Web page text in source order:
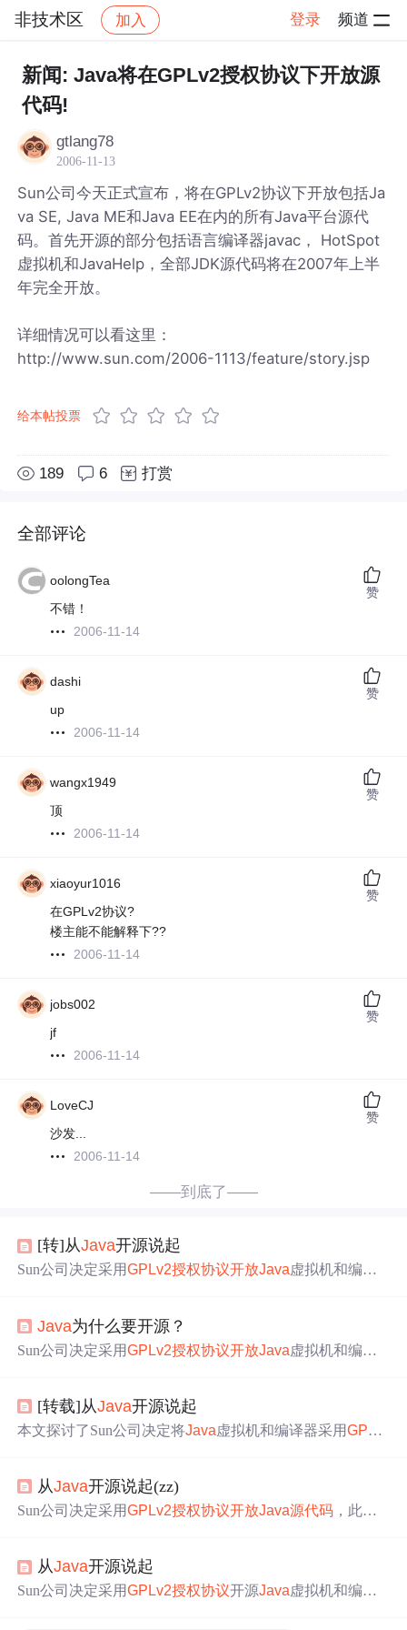
非技术区 加入 登录 频道
社区 非技术区 帖子详情
新闻: Java将在GPLv2授权协议下开放源
代码!
gtlang78
2006-11-13
Sun公司今天正式宣布，将在GPLv2协议下开放包括Ja
va SE, Java ME和Java EE在内的所有Java平台源代
码。首先开源的部分包括语言编译器javac， HotSpot
虚拟机和JavaHelp，全部JDK源代码将在2007年上半
年完全开放。
详细情况可以看这里：
http://www.sun.com/2006-1113/feature/story.jsp
给本帖投票
189 6 打赏
全部评论
oolongTea
不错！
2006-11-14
赞
dashi
up
2006-11-14
赞
wangx1949
顶
2006-11-14
赞
xiaoyur1016
在GPLv2协议?
楼主能不能解释下??
2006-11-14
赞
jobs002
jf
2006-11-14
赞
LoveCJ
沙发...
2006-11-14
赞
——到底了——
[转]从Java开源说起
Sun公司决定采用GPLv2授权协议开放Java虚拟机和编译
险。Java为什么要开源？
Sun公司决定采用GPLv2授权协议开放Java虚拟机和编译
策略背后的动机与风险。
[转载]从Java开源说起
本文探讨了Sun公司决定将Java虚拟机和编译器采用GPLv
从Java开源说起(zz)
Sun公司决定采用GPLv2授权协议开放Java源代码 ，此举
择。从Java开源说起
Sun公司决定采用GPLv2授权协议开源Java虚拟机和编译